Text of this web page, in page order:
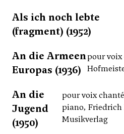
Als ich noch lebte
(fragment) (1952)
An die Armeen
Europas (1936)
pour
An die
Jugend
(1950)
pour voix
piano,
Musikverlag